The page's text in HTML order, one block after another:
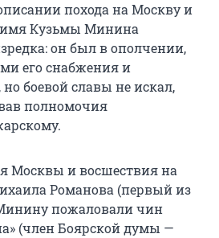
похода на Москву и
Кузьмы Минина
он был в ополчении,
его снабжения и
боевой славы не искал,
полномочия
Москвы и восшествия на
Романова (первый из
пожаловали чин
(член Боярской думы —